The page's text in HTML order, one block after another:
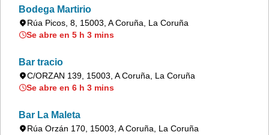
Bodega Martirio
Rúa Picos, 8, 15003, A Coruña, La Coruña
Se abre en 5 h 3 mins
Bar tracio
C/ORZAN 139, 15003, A Coruña, La Coruña
Se abre en 6 h 3 mins
Bar La Maleta
Rúa Orzán 170, 15003, A Coruña, La Coruña